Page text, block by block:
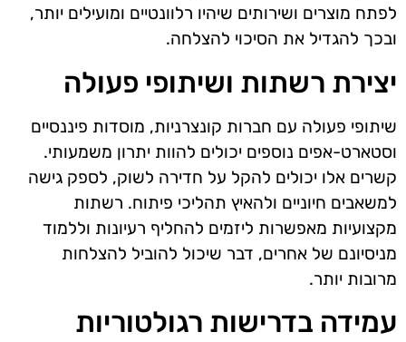
לפתח מוצרים ושירותים שיהיו רלוונטיים ומועילים יותר,
ובכך להגדיל את הסיכוי להצלחה.
יצירת רשתות ושיתופי פעולה
שיתופי פעולה עם חברות קונצרניות, מוסדות פיננסיים
וסטארט-אפים נוספים יכולים להוות יתרון משמעותי.
קשרים אלו יכולים להקל על חדירה לשוק, לספק גישה
למשאבים חיוניים ולהאיץ תהליכי פיתוח. רשתות
מקצועיות מאפשרות ליזמים להחליף רעיונות וללמוד
מניסיונם של אחרים, דבר שיכול להוביל להצלחות
מרובות יותר.
עמידה בדרישות רגולטוריות